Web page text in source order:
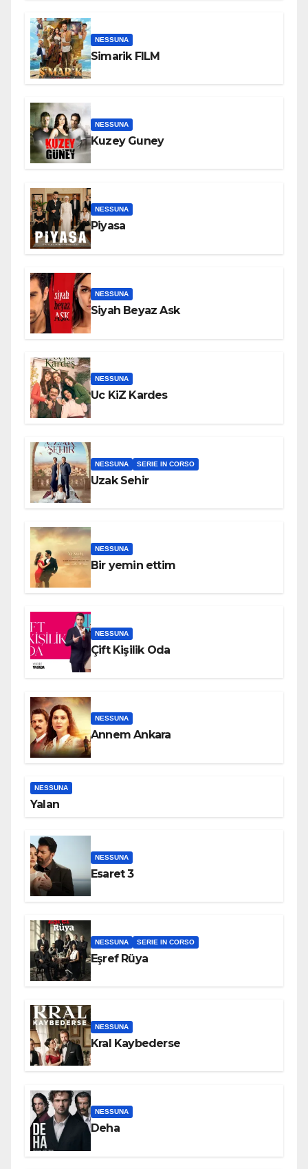
NESSUNA
Simarik FILM
NESSUNA
Kuzey Guney
NESSUNA
Piyasa
NESSUNA
Siyah Beyaz Ask
NESSUNA
Uc KiZ Kardes
NESSUNA SERIE IN CORSO
Uzak Sehir
NESSUNA
Bir yemin ettim
NESSUNA
Çift Kişilik Oda
NESSUNA
Annem Ankara
NESSUNA
Yalan
NESSUNA
Esaret 3
NESSUNA SERIE IN CORSO
Eşref Rüya
NESSUNA
Kral Kaybederse
NESSUNA
Deha